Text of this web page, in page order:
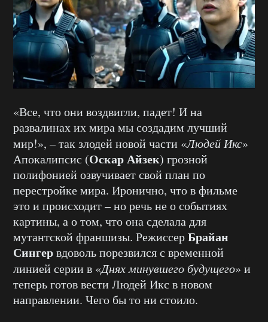
«Все, что они воздвигли, падет! И на
развалинах их мира мы создадим лучший
мир!», – так злодей новой части «Людей Икс»
Апокалипсис (Оскар Айзек) грозной
полифонией озвучивает свой план по
перестройке мира. Иронично, что в фильме
это и происходит – но речь не о событиях
картины, а о том, что она сделала для
мутантской франшизы. РежиссерБрайан
Сингервдоволь порезвился с временной
линией серии в «Днях минувшего будущего» и
теперь готов вести Людей Икс в новом
направлении. Чего бы то ни стоило.